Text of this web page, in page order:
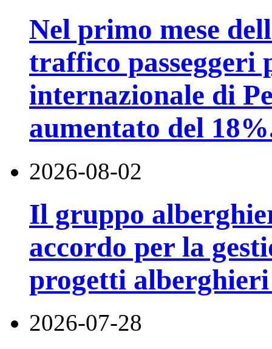
Nel primo mese
traffico passeggeri
internazionale di
aumentato del
2026-08-02
Il gruppo
accordo per la
progetti
2026-07-28